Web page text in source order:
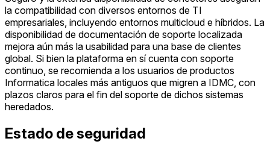
la compatibilidad con diversos entornos de TI
empresariales, incluyendo entornos multicloud e híbridos. La
disponibilidad de documentación de soporte localizada
mejora aún más la usabilidad para una base de clientes
global. Si bien la plataforma en sí cuenta con soporte
continuo, se recomienda a los usuarios de productos
Informatica locales más antiguos que migren a IDMC, con
plazos claros para el fin del soporte de dichos sistemas
heredados.
Estado de seguridad